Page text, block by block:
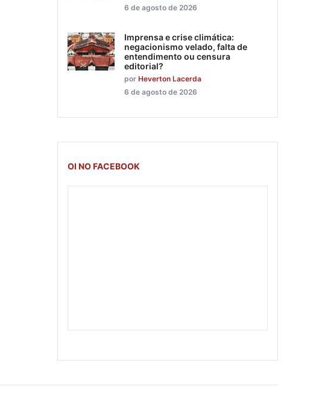
6 de agosto de 2026
Imprensa e crise climática:
negacionismo velado, falta de
entendimento ou censura
editorial?
por Heverton Lacerda
6 de agosto de 2026
OI NO FACEBOOK